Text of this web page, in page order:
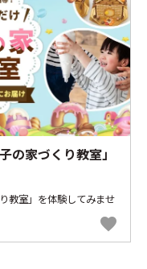
の家づくり教室」
教室」を体験してみませ
favorite